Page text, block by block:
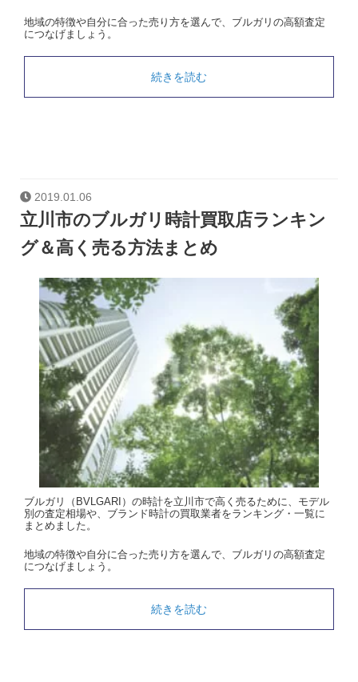
地域の特徴や自分に合った売り方を選んで、ブルガリの高額査定
につなげましょう。
続きを読む
2019.01.06
立川市のブルガリ時計買取店ランキン
グ＆高く売る方法まとめ
ブルガリ（BVLGARI）の時計を立川市で高く売るために、モデル
別の査定相場や、ブランド時計の買取業者をランキング・一覧に
まとめました。
地域の特徴や自分に合った売り方を選んで、ブルガリの高額査定
につなげましょう。
続きを読む